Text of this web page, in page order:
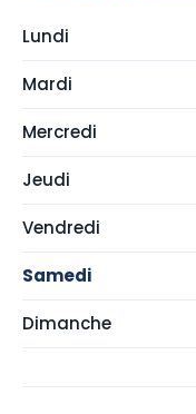
Lundi
Mardi
Mercredi
Jeudi
Vendredi
Samedi
Dimanche